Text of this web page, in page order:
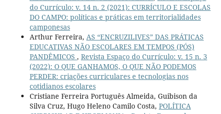
do Currículo: v. 14 n. 2 (2021): CURRÍCULO E ESCOLAS
DO CAMPO: políticas e práticas em territorialidades
camponesas
Arthur Ferreira, AS “ENCRUZILIVES” DAS PRÁTICAS
EDUCATIVAS NÃO ESCOLARES EM TEMPOS (PÓS)
PANDÊMICOS , Revista Espaço do Currículo: v. 15 n. 3
(2022): O QUE GANHAMOS, O QUE NÃO PODEMOS
PERDER: criações curriculares e tecnologias nos
cotidianos escolares
Cristiane Ferreira Português Almeida, Guibison da
Silva Cruz, Hugo Heleno Camilo Costa, POLÍTICA